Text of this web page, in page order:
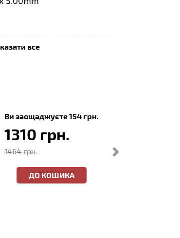
все
Ви заощаджуєте 154 грн.
1310 грн.
1464 грн.
ДО КОШИКА